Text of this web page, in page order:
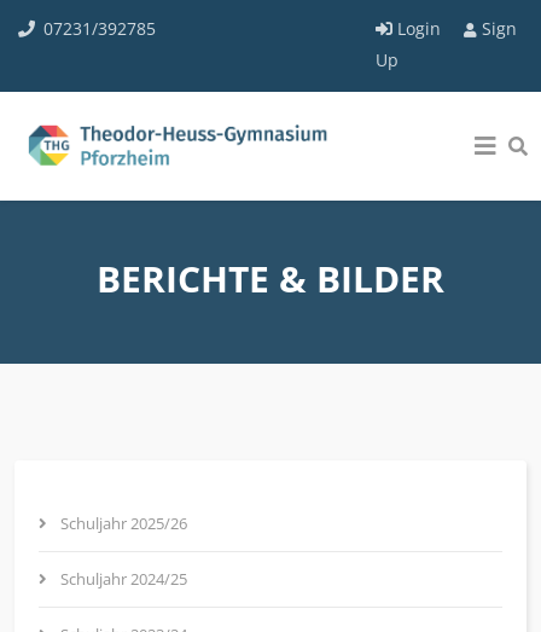
07231/392785 Login
Sign
Up
BERICHTE & BILDER
Schuljahr 2025/26
Schuljahr 2024/25